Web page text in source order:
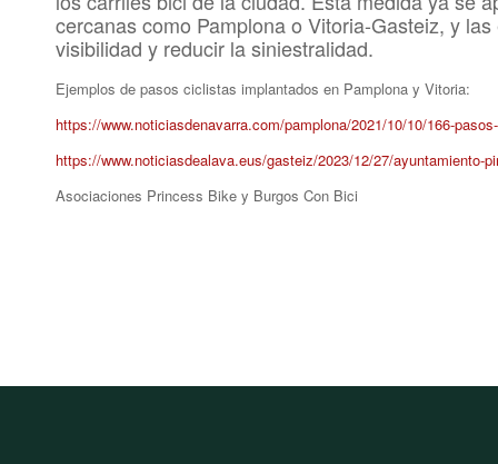
cercanas como Pamplona o Vitoria-Gasteiz, y
visibilidad y reducir la siniestralidad.
Ejemplos de pasos ciclistas implantados en Pamplona y Vitoria:
https://www.noticiasdenavarra.com/pamplona/2021/10/10/166-
https://www.noticiasdealava.eus/gasteiz/2023/12/27/ayuntamiento-
Asociaciones Princess Bike y Burgos Con Bici